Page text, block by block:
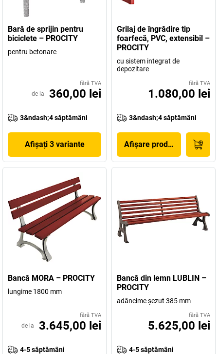
Bară de sprijin pentru
biciclete – PROCITY
pentru betonare
fără TVA
de la 360,00 lei
3&ndash;4 săptămâni
Afișați 3 variante
Grilaj de îngrădire tip
foarfecă, PVC, extensibil –
PROCITY
cu sistem integrat de
depozitare
fără TVA
1.080,00 lei
3&ndash;4 săptămâni
Afișare produs
Bancă MORA – PROCITY
lungime 1800 mm
fără TVA
de la 3.645,00 lei
4-5 săptămâni
Bancă din lemn LUBLIN –
PROCITY
adâncime şezut 385 mm
fără TVA
5.625,00 lei
4-5 săptămâni